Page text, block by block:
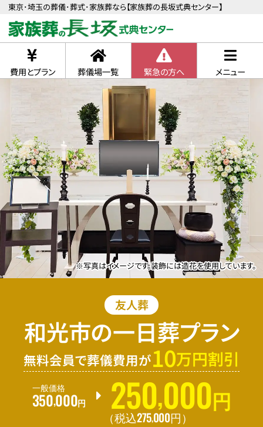
東京･埼玉の葬儀･葬式･家族葬なら【家族葬の長坂式典センター】
費用とプラン 葬儀場一覧 緊急の方へ メニュー
※写真はイメージです。装飾には造花を使用しています。
友人葬
和光市の一日葬プラン
無料会員で葬儀費用が10万円割引
一般価格
350,000円 250,000 円
（税込275,000円 ）